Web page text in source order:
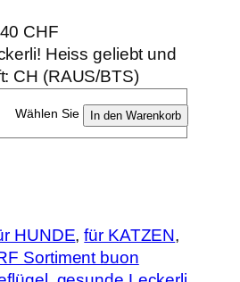
CHF
Heiss geliebt und
CH (RAUS/BTS)
C
H
u
l
e
In den Warenkorb
HUNDE, für KATZEN
Sortiment buon